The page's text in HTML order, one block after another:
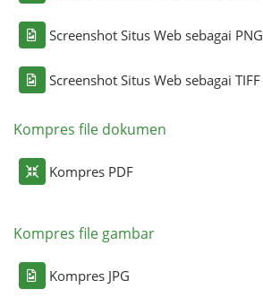
Screenshot Situs Web sebagai PNG
Screenshot Situs Web sebagai TIFF
Kompres file dokumen
Kompres PDF
Kompres file gambar
Kompres JPG